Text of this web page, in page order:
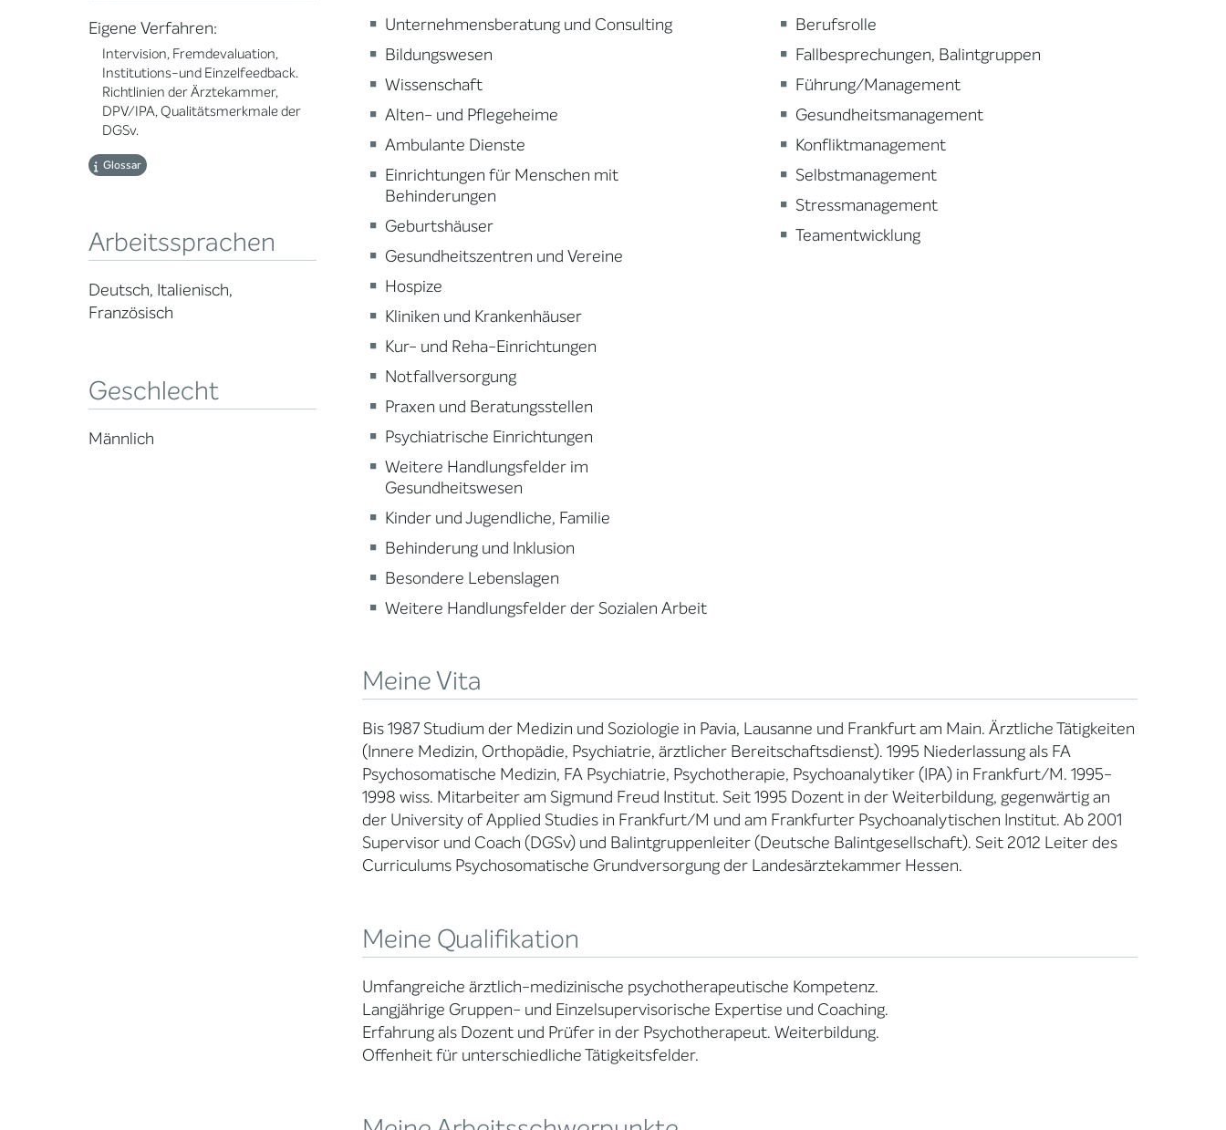
Eigene Verfahren:
Intervision, Fremdevaluation,
Institutions-und Einzelfeedback.
Richtlinien der Ärztekammer,
DPV/IPA, Qualitätsmerkmale der
DGSv.
Glossar
Arbeitssprachen
Deutsch, Italienisch,
Französisch
Geschlecht
Männlich
Unternehmensberatung und Consulting
Bildungswesen
Wissenschaft
Alten- und Pflegeheime
Ambulante Dienste
Einrichtungen für Menschen mit
Behinderungen
Geburtshäuser
Gesundheitszentren und Vereine
Hospize
Kliniken und Krankenhäuser
Kur- und Reha-Einrichtungen
Notfallversorgung
Praxen und Beratungsstellen
Psychiatrische Einrichtungen
Weitere Handlungsfelder im
Gesundheitswesen
Kinder und Jugendliche, Familie
Behinderung und Inklusion
Besondere Lebenslagen
Weitere Handlungsfelder der Sozialen Arbeit
Berufsrolle
Fallbesprechungen, Balintgruppen
Führung/Management
Gesundheitsmanagement
Konfliktmanagement
Selbstmanagement
Stressmanagement
Teamentwicklung
Meine Vita
Bis 1987 Studium der Medizin und Soziologie in Pavia, Lausanne und Frankfurt am Main. Ärztliche Tätigkeiten
(Innere Medizin, Orthopädie, Psychiatrie, ärztlicher Bereitschaftsdienst). 1995 Niederlassung als FA
Psychosomatische Medizin, FA Psychiatrie, Psychotherapie, Psychoanalytiker (IPA) in Frankfurt/M. 1995-
1998 wiss. Mitarbeiter am Sigmund Freud Institut. Seit 1995 Dozent in der Weiterbildung, gegenwärtig an
der University of Applied Studies in Frankfurt/M und am Frankfurter Psychoanalytischen Institut. Ab 2001
Supervisor und Coach (DGSv) und Balintgruppenleiter (Deutsche Balintgesellschaft). Seit 2012 Leiter des
Curriculums Psychosomatische Grundversorgung der Landesärztekammer Hessen.
Meine Qualifikation
Umfangreiche ärztlich-medizinische psychotherapeutische Kompetenz.
Langjährige Gruppen- und Einzelsupervisorische Expertise und Coaching.
Erfahrung als Dozent und Prüfer in der Psychotherapeut. Weiterbildung.
Offenheit für unterschiedliche Tätigkeitsfelder.